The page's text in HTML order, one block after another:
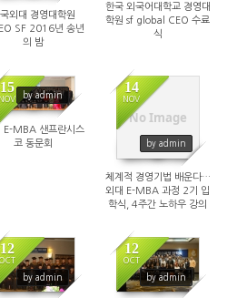
외대 경영대학원
SF 2016년 송년
의 밤
한국 외국어대학교 경영대
학원 sf global CEO 수료
식
15
by admin
E-MBA 샌프란시스
코 동문회
No Image
14
NOV
by admin
체계적 경영기법 배운다…
외대 E-MBA 과정 2기 입
학식, 4주간 노하우 강의
12
OCT
by admin
12
OCT
by admin